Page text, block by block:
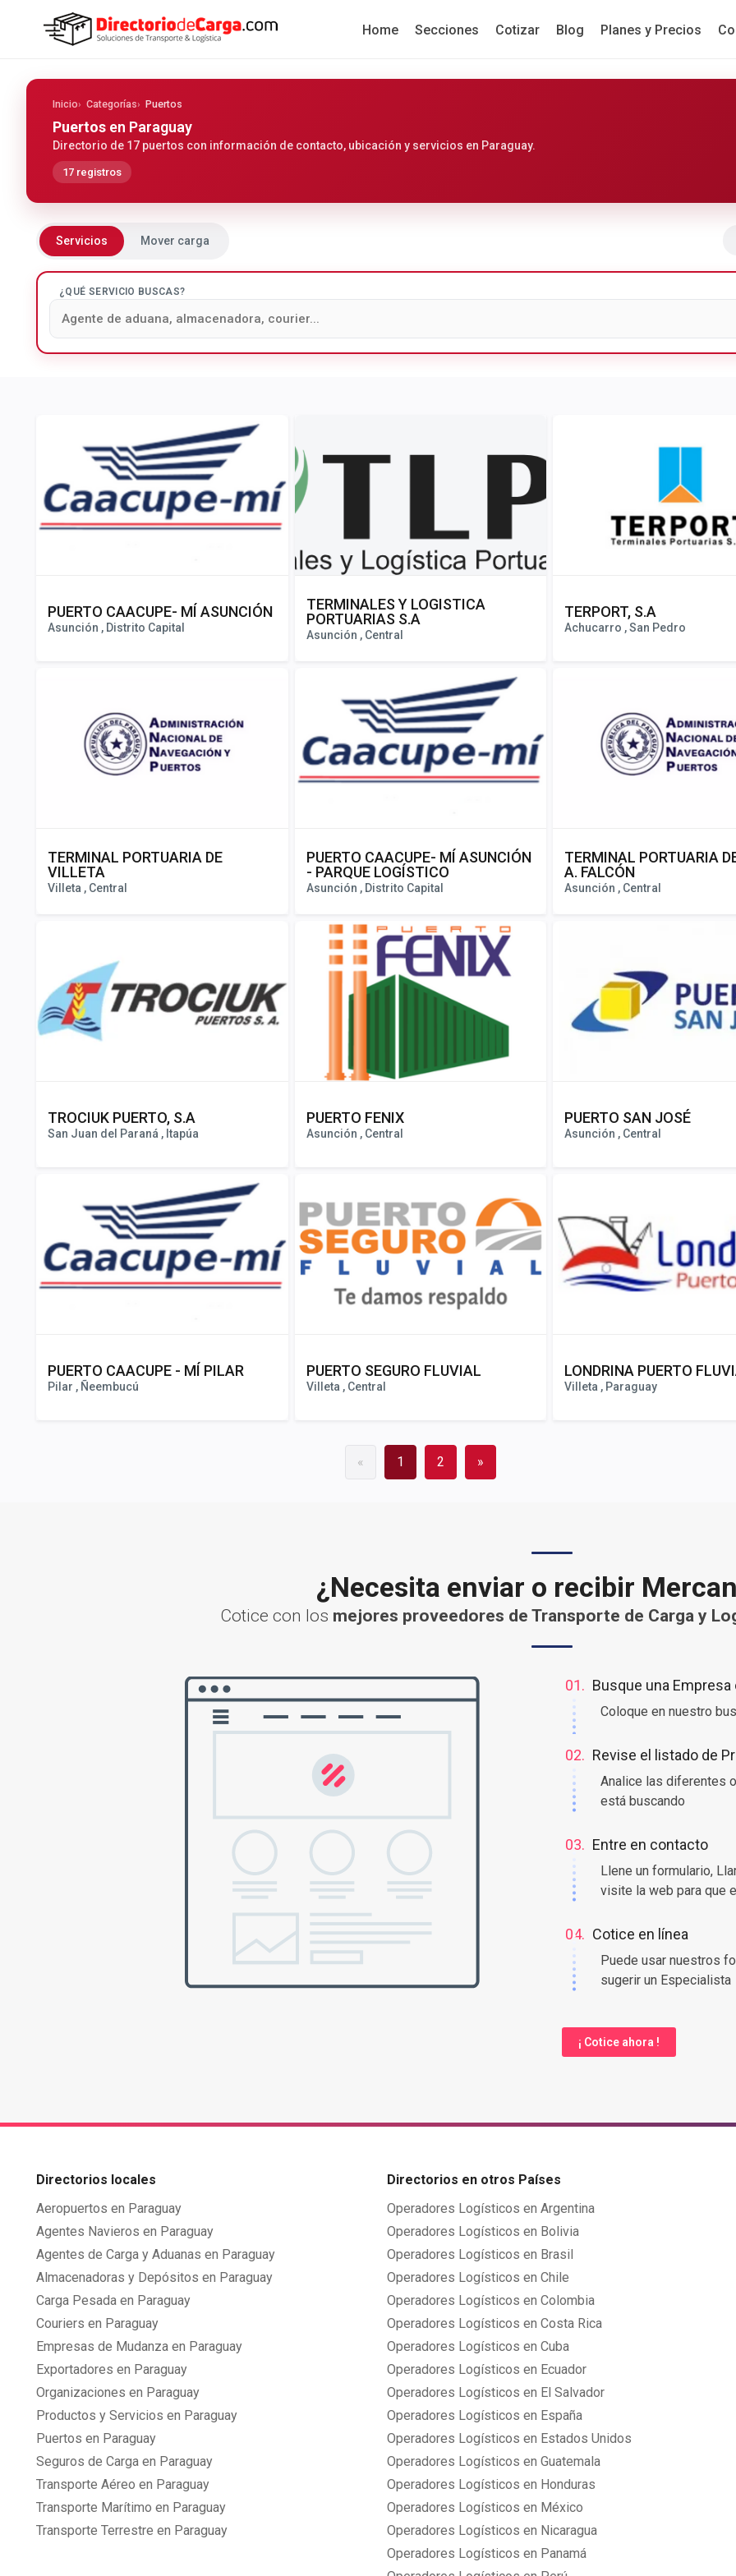
Home Secciones Cotizar Blog Planes y Precios
Inicio Categorías Puertos
Puertos en Paraguay
Directorio de 17 puertos con información de contacto, ubicación y servicios en Paraguay.
17 registros
Servicios Mover carga
¿QUÉ SERVICIO BUSCAS?
PUERTO CAACUPE- MÍ ASUNCIÓN
Asunción , Distrito Capital
TERMINALES Y LOGISTICA
PORTUARIAS S.A
Asunción , Central
TERPORT, S.A
Achucarro , San Pedro
TERMINAL PORTUARIA DE
VILLETA
Villeta , Central
PUERTO CAACUPE- MÍ ASUNCIÓN
- PARQUE LOGÍSTICO
Asunción , Distrito Capital
TERMINAL PORTUARIA
A. FALCÓN
Asunción , Central
TROCIUK PUERTO, S.A
San Juan del Paraná , Itapúa
PUERTO FENIX
Asunción , Central
PUERTO SAN JOSÉ
Asunción , Central
PUERTO CAACUPE - MÍ PILAR
Pilar , Ñeembucú
PUERTO SEGURO FLUVIAL
Villeta , Central
LONDRINA PUERTO
Villeta , Paraguay
« 1 2 »
¿Necesita enviar o recibir
Cotice con los mejores proveedores de Transporte de Carga y
01. Busque una
Coloque en nuestro
02. Revise el listado de
Analice las diferentes
está buscando
03. Entre en contacto
Llene un formulario,
visite la web para que
04. Cotice en línea
Puede usar nuestros
sugerir un Especialista
¡ Cotice ahora !
Directorios locales
Aeropuertos en Paraguay
Agentes Navieros en Paraguay
Agentes de Carga y Aduanas en Paraguay
Almacenadoras y Depósitos en Paraguay
Carga Pesada en Paraguay
Couriers en Paraguay
Empresas de Mudanza en Paraguay
Exportadores en Paraguay
Organizaciones en Paraguay
Productos y Servicios en Paraguay
Puertos en Paraguay
Seguros de Carga en Paraguay
Transporte Aéreo en Paraguay
Transporte Marítimo en Paraguay
Transporte Terrestre en Paraguay
Directorios en otros Países
Operadores Logísticos en Argentina
Operadores Logísticos en Bolivia
Operadores Logísticos en Brasil
Operadores Logísticos en Chile
Operadores Logísticos en Colombia
Operadores Logísticos en Costa Rica
Operadores Logísticos en Cuba
Operadores Logísticos en Ecuador
Operadores Logísticos en El Salvador
Operadores Logísticos en España
Operadores Logísticos en Estados Unidos
Operadores Logísticos en Guatemala
Operadores Logísticos en Honduras
Operadores Logísticos en México
Operadores Logísticos en Nicaragua
Operadores Logísticos en Panamá